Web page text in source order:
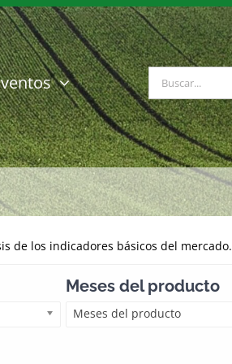
Buscar:
de los indicadores básicos del mercado.
Meses del producto
Meses del producto